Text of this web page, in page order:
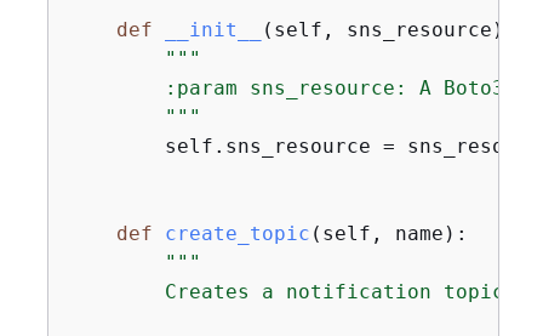
def __init__ ( self, sns_resource ):
"""
:param sns_resource: A Boto3
        """
self.sns_resource =
def create_topic ( self, name ):
"""
        Creates a notification topic.